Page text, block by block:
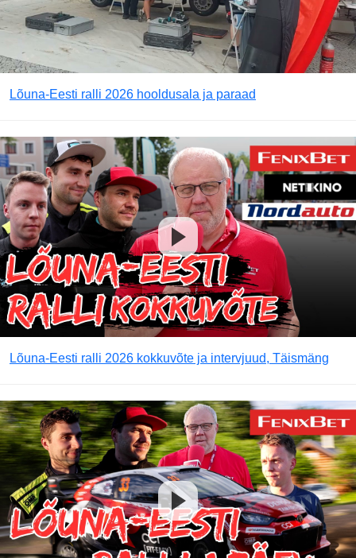
Lõuna-Eesti ralli 2026 hooldusala ja paraad
Lõuna-Eesti ralli 2026 kokkuvõte ja intervjuud, Täismäng